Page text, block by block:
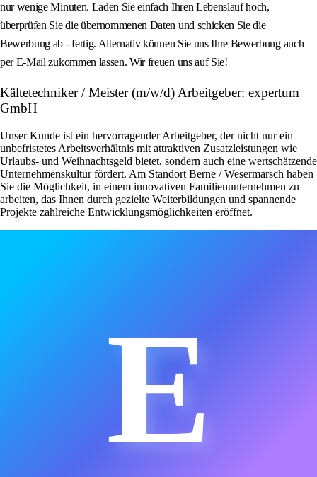
nur wenige Minuten. Laden Sie einfach Ihren Lebenslauf hoch,
überprüfen Sie die übernommenen Daten und schicken Sie die
Bewerbung ab - fertig. Alternativ können Sie uns Ihre Bewerbung auch
per E-Mail zukommen lassen. Wir freuen uns auf Sie!
Kältetechniker / Meister (m/w/d) Arbeitgeber: expertum
GmbH
Unser Kunde ist ein hervorragender Arbeitgeber, der nicht nur ein
unbefristetes Arbeitsverhältnis mit attraktiven Zusatzleistungen wie
Urlaubs- und Weihnachtsgeld bietet, sondern auch eine wertschätzende
Unternehmenskultur fördert. Am Standort Berne / Wesermarsch haben
Sie die Möglichkeit, in einem innovativen Familienunternehmen zu
arbeiten, das Ihnen durch gezielte Weiterbildungen und spannende
Projekte zahlreiche Entwicklungsmöglichkeiten eröffnet.
E